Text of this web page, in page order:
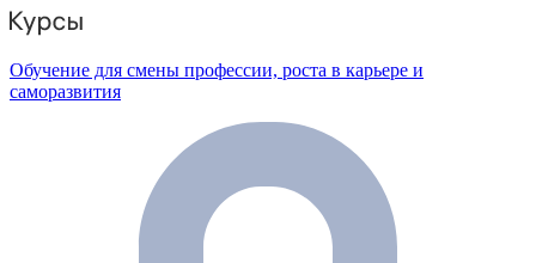
Обучение для смены профессии, роста в карьере и
саморазвития